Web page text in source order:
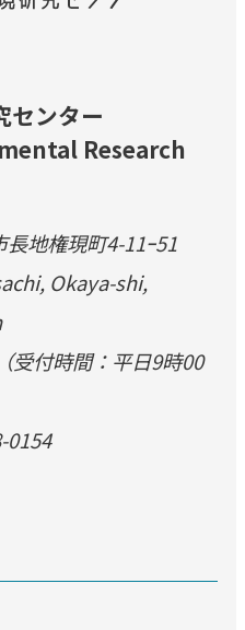
センター
Research
長地権現町4-11ｰ51
Okaya-shi,
受付時間：平日9時00
0154